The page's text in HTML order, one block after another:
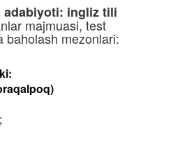
adabiyoti: ingliz tili
majmuasi, test
baholash mezonlari: